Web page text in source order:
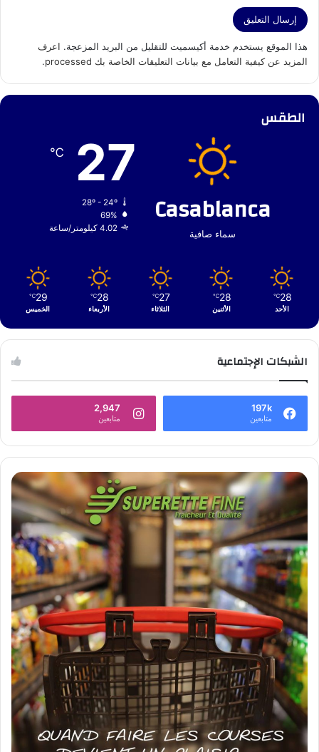
هذا الموقع يستخدم خدمة أكيسميت للتقليل من البريد المزعجة. اعرف
المزيد عن كيفية التعامل مع بيانات التعليقات الخاصة بك processed
.
الطقس
Casablanca
سماء صافية
27
℃
28º - 24º
69%
4.02 كيلومتر/ساعة
28
℃
الأحد
28
℃
الأثنين
27
℃
الثلاثاء
28
℃
الأربعاء
29
℃
الخميس
الشبكات الإجتماعية
197k
متابعين
2,947
متابعين